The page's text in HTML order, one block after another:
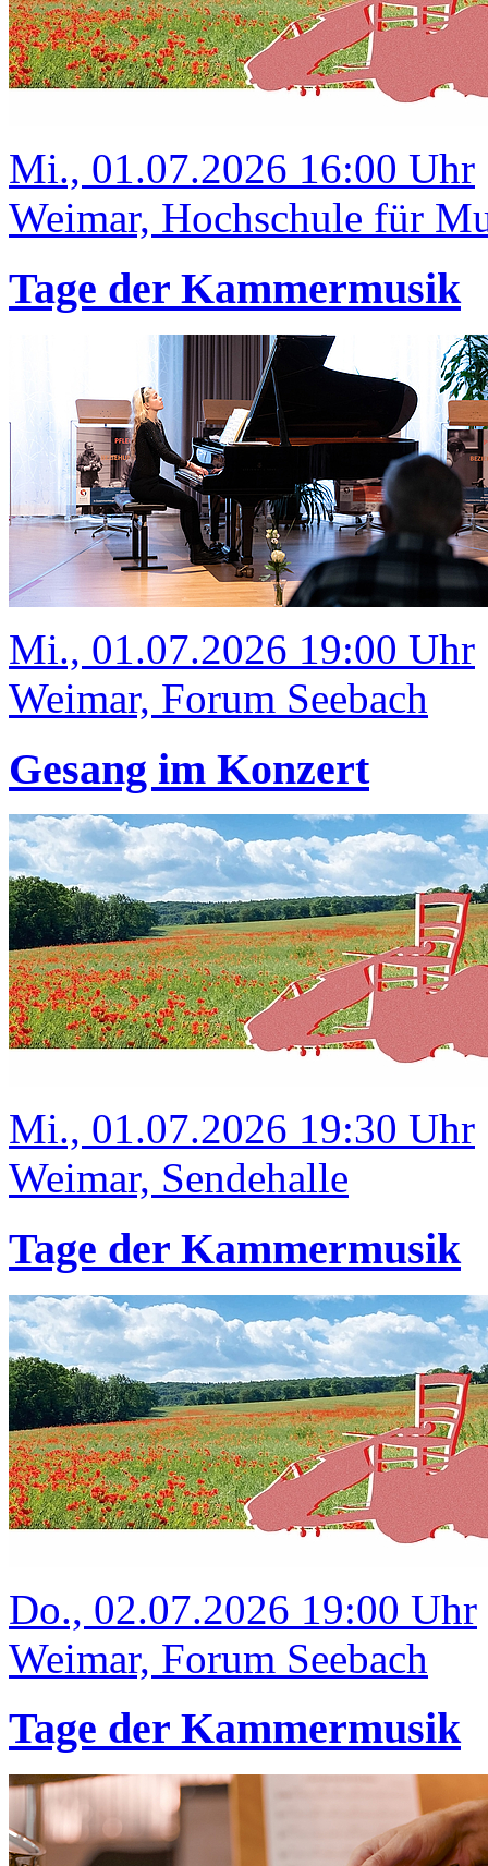
Mi., 01.07.2026 16:00 Uhr
Weimar, Hochschule für
Tage der Kammermusik
Mi., 01.07.2026 19:00 Uhr
Weimar, Forum Seebach
Gesang im Konzert
Mi., 01.07.2026 19:30 Uhr
Weimar, Sendehalle
Tage der Kammermusik
Do., 02.07.2026 19:00 Uhr
Weimar, Forum Seebach
Tage der Kammermusik